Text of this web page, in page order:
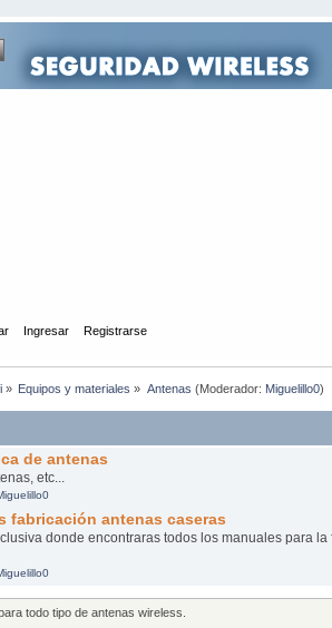
Ingresar Registrarse
» Equipos y materiales » Antenas (Moderador: Miguelillo0)
de antenas
etc...
fabricación antenas caseras
donde encontraras todos los manuales para
todo tipo de antenas wireless.